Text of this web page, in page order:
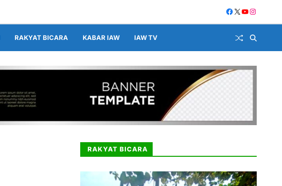
RAKYAT BICARA KABAR IAW IAW TV
RAKYAT BICARA